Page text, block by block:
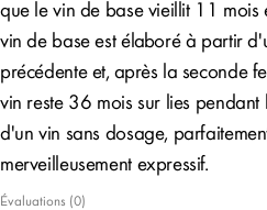
que le vin de base vieillit 11 mois
vin de base est élaboré à partir
précédente et, après la seconde
vin reste 36 mois sur lies
d'un vin sans dosage,
merveilleusement expressif.
Évaluations (0)